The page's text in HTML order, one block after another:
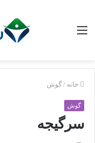
منو
خانه / گوش
گوش
سرگیجه